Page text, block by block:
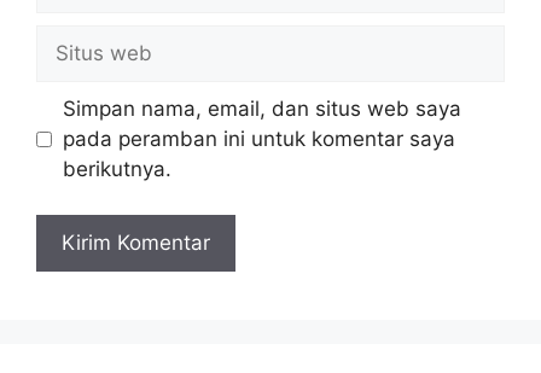
web
Simpan nama, email, dan situs web saya
pada peramban ini untuk komentar saya
berikutnya.